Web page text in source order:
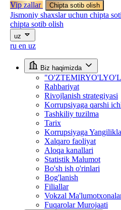
Vip zallar Chipta sotib olish
Jismoniy shaxslar uchun chipta
chipta sotib olish
uz
ru en uz
Biz haqimizda
Rahbariyat
Rivojlanish strategiyasi
Korrupsiyaga qarshi
Tashkiliy tuzilma
Tarix
Korrupsiyaga
Xalqaro faoliyat
Aloqa kanallari
Statistik Malumot
Bo'sh ish o'rinlari
Bog'lanish
Filiallar
Vokzal
Fuqarolar Murojaati